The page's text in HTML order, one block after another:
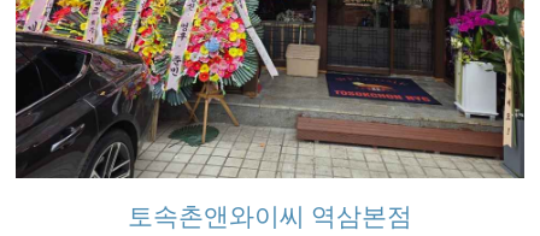
토속촌앤와이씨 역삼본점